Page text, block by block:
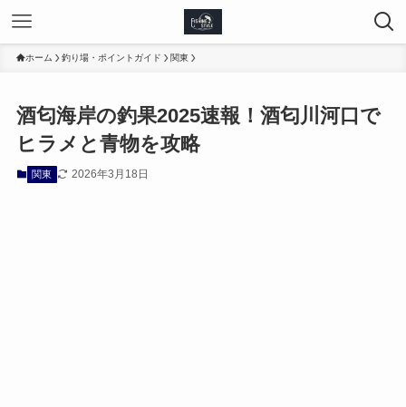
ホーム 釣り場・ポイントガイド 関東
酒匂海岸の釣果2025速報！酒匂川河口で
ヒラメと青物を攻略
関東 2026年3月18日